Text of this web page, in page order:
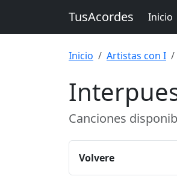
TusAcordes Inicio
Inicio Artistas con I
Canciones
Volvere